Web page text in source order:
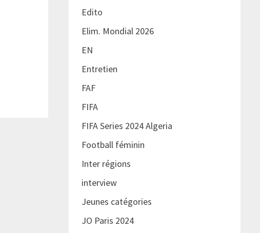
Edito
Elim. Mondial 2026
EN
Entretien
FAF
FIFA
FIFA Series 2024 Algeria
Football féminin
Inter régions
interview
Jeunes catégories
JO Paris 2024